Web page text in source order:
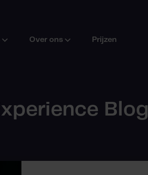
Over ons Prijzen
Blog